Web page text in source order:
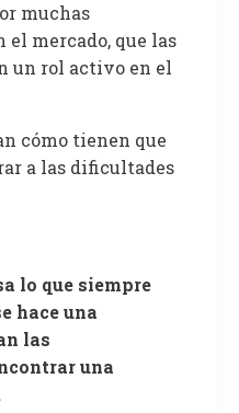
muchas
mercado, que las
un rol activo en el
cómo tienen que
a las dificultades
lo que siempre
hace una
las
una